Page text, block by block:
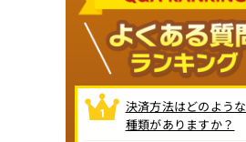
決済方法はどのような
種類がありますか？